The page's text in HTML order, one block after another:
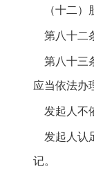
（十二）
第八十二
第八十三
应当依法办
发起人不
发起人认
记。